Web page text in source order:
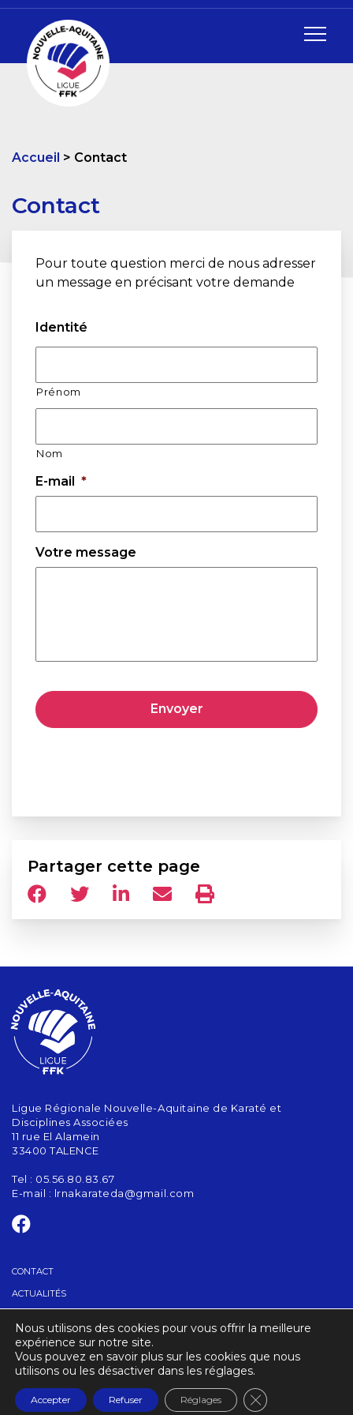
Accueil Contact
Contact
Pour toute question merci de nous adresser
un message en précisant votre demande
Identité
Prénom
Nom
E-mail *
Votre message
Partager cette page
Ligue Régionale Nouvelle-Aquitaine de Karaté et
Disciplines Associées
11 rue El Alamein
33400 TALENCE
Tel : 05.56.80.83.67
E-mail : lrnakarateda@gmail.com
CONTACT
ACTUALITÉS
TROUVER UN CLUB
CRÉDITS MENTIONS LÉGALES
Nous utilisons des cookies pour vous offrir la meilleure
expérience sur notre site.
Vous pouvez en savoir plus sur les cookies que nous
utilisons ou les désactiver dans les réglages.
Accepter Refuser Réglages Fermer la